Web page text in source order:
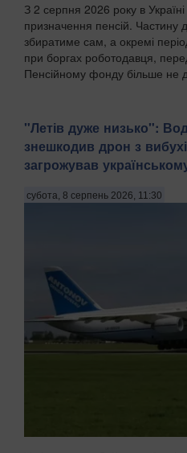
З 2 серпня 2026 року в
призначення пенсій. Частину
збиратиме сам, а окремі
при боргах роботодавця,
Пенсійному фонду більше не
"Летів дуже низько":
знешкодив дрон з
загрожував
субота, 8 серпень 2026, 11:30